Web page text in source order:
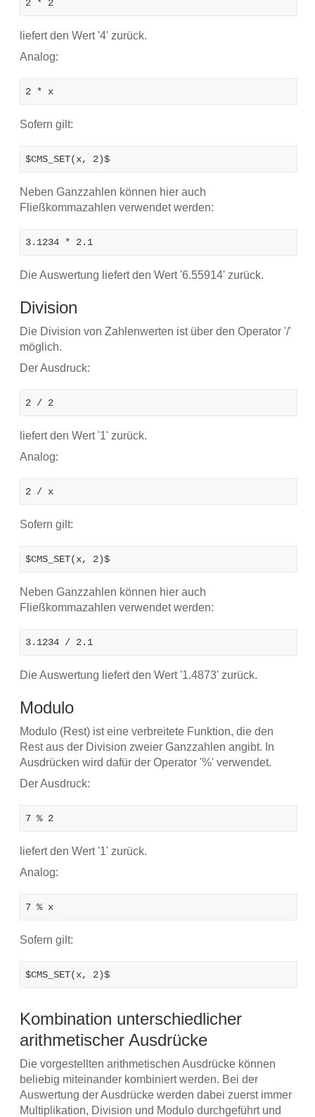
2 * 2
liefert den Wert '4' zurück.
Analog:
2 * x
Sofern gilt:
$CMS_SET(x, 2)$
Neben Ganzzahlen können hier auch
Fließkommazahlen verwendet werden:
3.1234 * 2.1
Die Auswertung liefert den Wert '6.55914' zurück.
Division
Die Division von Zahlenwerten ist über den Operator '/'
möglich.
Der Ausdruck:
2 / 2
liefert den Wert '1' zurück.
Analog:
2 / x
Sofern gilt:
$CMS_SET(x, 2)$
Neben Ganzzahlen können hier auch
Fließkommazahlen verwendet werden:
3.1234 / 2.1
Die Auswertung liefert den Wert '1.4873' zurück.
Modulo
Modulo (Rest) ist eine verbreitete Funktion, die den
Rest aus der Division zweier Ganzzahlen angibt. In
Ausdrücken wird dafür der Operator '%' verwendet.
Der Ausdruck:
7 % 2
liefert den Wert '1' zurück.
Analog:
7 % x
Sofern gilt:
$CMS_SET(x, 2)$
Kombination unterschiedlicher
arithmetischer Ausdrücke
Die vorgestellten arithmetischen Ausdrücke können
beliebig miteinander kombiniert werden. Bei der
Auswertung der Ausdrücke werden dabei zuerst immer
Multiplikation, Division und Modulo durchgeführt und